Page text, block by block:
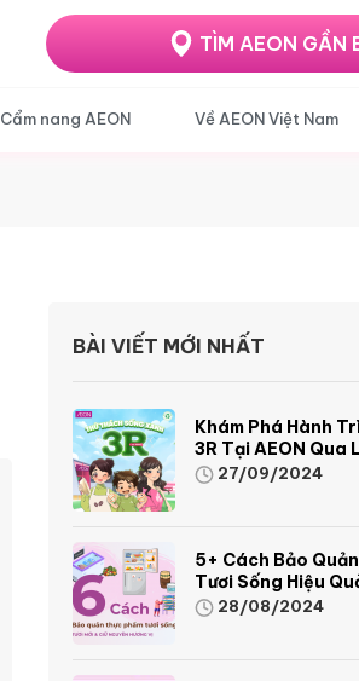
TÌM AEON GẦN
Cẩm nang AEON Về AEON Việt Nam
BÀI VIẾT MỚI NHẤT
Khám Phá Hành
3R Tại AEON Qua
Tranh Sinh Động
27/09/2024
5+ Cách Bảo
Tươi Sống Hiệu
Chóng
28/08/2024